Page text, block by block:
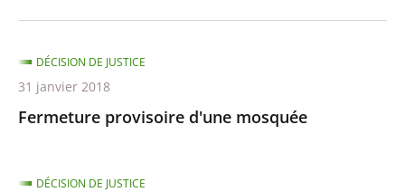
après
avant
Fermeture provisoire d'une mosquée
DÉCISION DE JUSTICE
31 janvier 2018
DÉCISION DE JUSTICE